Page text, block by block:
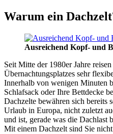
Warum ein
Ausreichend Kopf- und
Seit Mitte der 1980er Jahre
Übernachtungsplatzes sehr
Innerhalb von wenigen Minuten
Schlafsack oder Ihre Bettdecke
Dachzelte bewähren sich bereits
Urlaub in Europa, nicht zuletzt
und ist, gerade was die
Mit einem Dachzelt sind Sie